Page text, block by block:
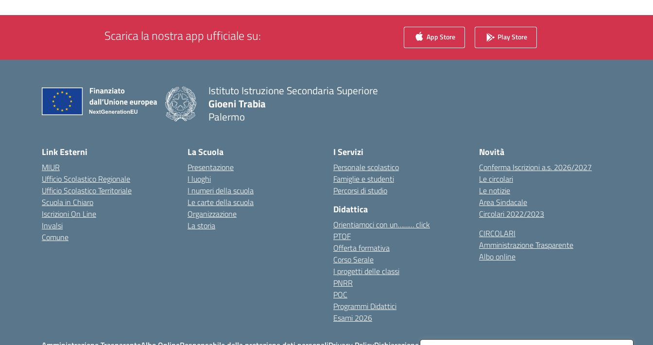
Scarica la nostra app ufficiale su: App Store Play Store
Istituto Istruzione Secondaria Superiore
Gioeni Trabia
Palermo
Link Esterni
MIUR
Ufficio Scolastico Regionale
Ufficio Scolastico Territoriale
Scuola in Chiaro
Iscrizioni On Line
Invalsi
Comune
La Scuola
Presentazione
I luoghi
I numeri della scuola
Le carte della scuola
Organizzazione
La storia
I Servizi
Personale scolastico
Famiglie e studenti
Percorsi di studio
Didattica
Orientiamoci con un……… click
PTOF
Offerta formativa
Corso Serale
I progetti delle classi
PNRR
POC
Programmi Didattici
Esami 2026
Novità
Conferma Iscrizioni a.s. 2026/2027
Le circolari
Le notizie
Area Sindacale
Circolari 2022/2023
CIRCOLARI
Amministrazione Trasparente
Albo online